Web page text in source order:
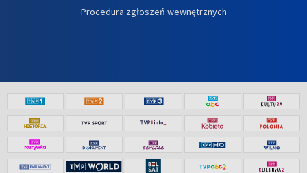
Procedura zgłoszeń wewnętrznych